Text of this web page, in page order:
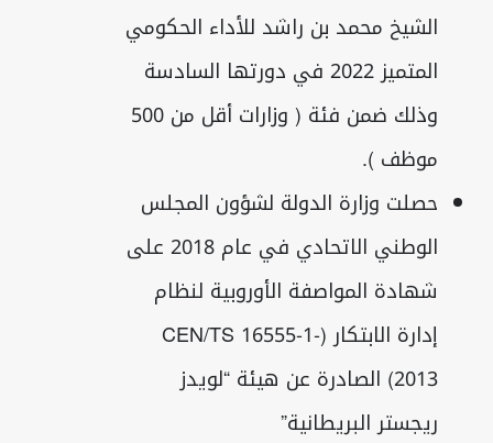
الشيخ محمد بن راشد للأداء الحكومي
المتميز 2022 في دورتها السادسة
وذلك ضمن فئة ( وزارات أقل من 500
موظف ).
حصلت وزارة الدولة لشؤون المجلس
الوطني الاتحادي في عام 2018 على
شهادة المواصفة الأوروبية لنظام
إدارة الابتكار (CEN/TS 16555-1-
2013) الصادرة عن هيئة “لويدز
ريجستر البريطانية”